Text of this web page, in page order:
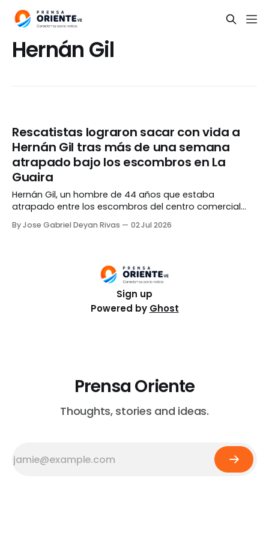
Hernán Gil
Rescatistas lograron sacar con vida a
Hernán Gil tras más de una semana
atrapado bajo los escombros en La
Guaira
Hernán Gil, un hombre de 44 años que estaba
atrapado entre los escombros del centro comercial
vida este jueves, 02 de julio, tras pasar más de una
By Jose Gabriel Deyan Rivas 02 Jul 2026
Sign up
Powered by Ghost
Prensa Oriente
Thoughts, stories and ideas.